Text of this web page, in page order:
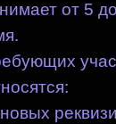
от 5